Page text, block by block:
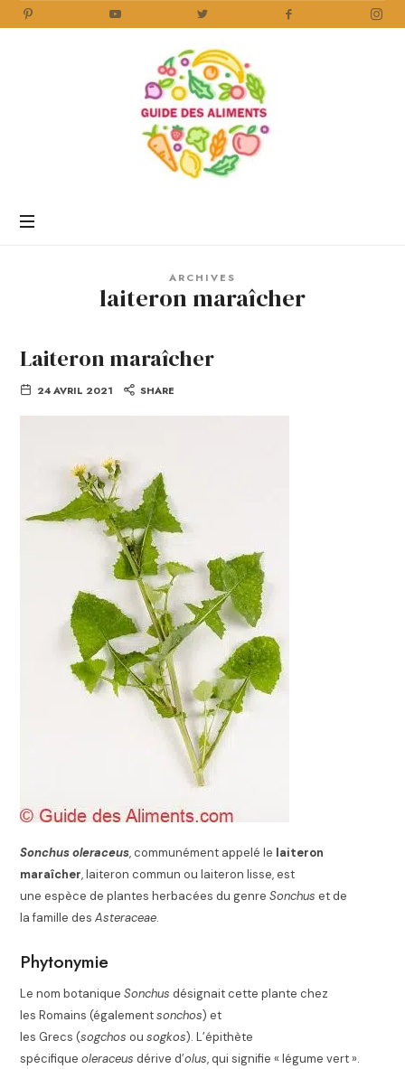
Aliments
ARCHIVES
laiteron maraîcher
Laiteron maraîcher
24 AVRIL 2021 SHARE
Sonchus oleraceus, communément appelé le laiteron
maraîcher, laiteron commun ou laiteron lisse, est
une espèce de plantes herbacées du genreSonchus et de
la famille desAsteraceae.
Phytonymie
Le nom botaniqueSonchus désignait cette plante chez
les Romains (égalementsonchos) et
les Grecs (sogchos ousogkos). L’épithète
spécifiqueoleraceus dérive d’olus, qui signifie « légume vert ».